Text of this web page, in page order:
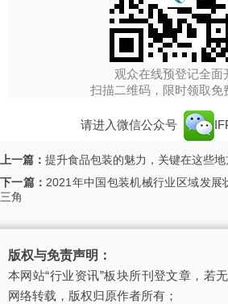
观众在线预登记全面
扫描二维码，限时领取免
请进入微信公众号
上一篇： 提升食品包装的魅力，关键在这些地
下一篇： 2021年中国包装机械行业区域发展
三角
版权与免责声明：
本网站“行业资讯”板块所刊登文章，若
网络转载，版权归原作者所有；